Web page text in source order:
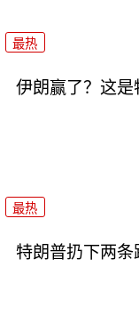
最热
伊朗赢了？这是
最热
特朗普扔下两